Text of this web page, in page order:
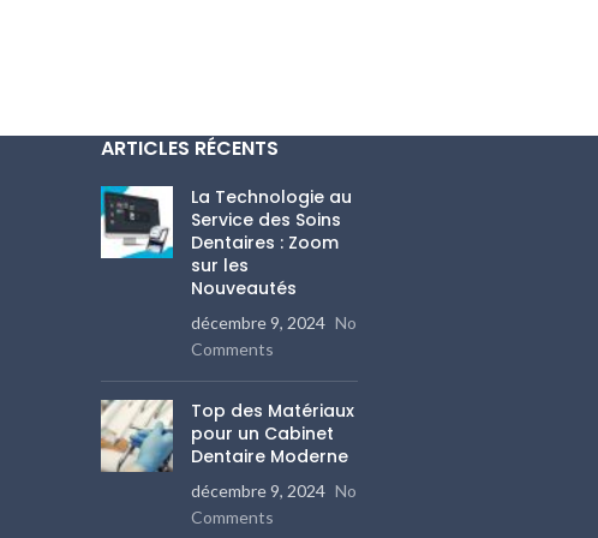
ARTICLES RÉCENTS
La Technologie au
Service des Soins
Dentaires : Zoom
sur les
Nouveautés
décembre 9, 2024 No
Comments
Top des Matériaux
pour un Cabinet
Dentaire Moderne
décembre 9, 2024 No
Comments